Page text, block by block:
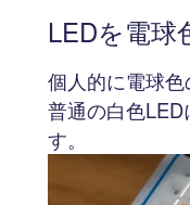
LEDを電球
個人的に電球色
普通の白色LED
す。